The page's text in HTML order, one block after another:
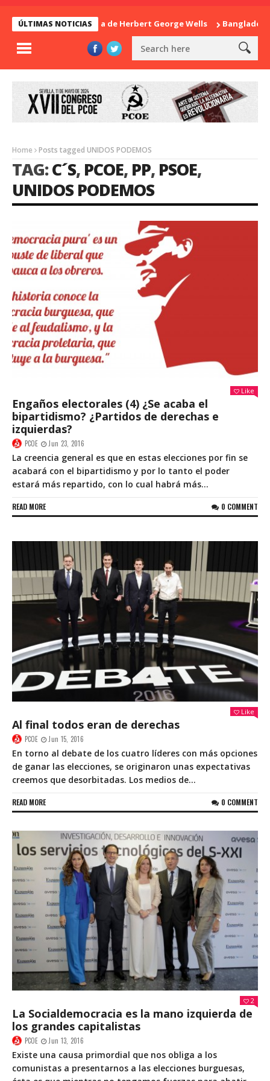
ÚLTIMAS NOTICIAS
La sorpresa de Herbert George Wells Bangladesh:
Home Posts tagged UNIDOS PODEMOS
TAG:C´S, PCOE, PP, PSOE,
UNIDOS PODEMOS
Like
Engaños electorales (4) ¿Se acaba el
bipartidismo? ¿Partidos de derechas e
izquierdas?
PCOE Jun 23, 2016
La creencia general es que en estas elecciones por fin se
acabará con el bipartidismo y por lo tanto el poder
estará más repartido, con lo cual habrá más...
READ MORE 0 COMMENT
Like
Al final todos eran de derechas
PCOE Jun 15, 2016
En torno al debate de los cuatro líderes con más opciones
de ganar las elecciones, se originaron unas expectativas
creemos que desorbitadas. Los medios de...
READ MORE 0 COMMENT
2
La Socialdemocracia es la mano izquierda de
los grandes capitalistas
PCOE Jun 13, 2016
Existe una causa primordial que nos obliga a los
comunistas a presentarnos a las elecciones burguesas,